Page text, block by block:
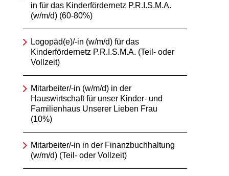
in für das Kinderfördernetz P.R.I.S.M.A.
(w/m/d) (60-80%)
Logopäd(e)/-in (w/m/d) für das
Kinderfördernetz P.R.I.S.M.A. (Teil- oder
Vollzeit)
Mitarbeiter/-in (w/m/d) in der
Hauswirtschaft für unser Kinder- und
Familienhaus Unserer Lieben Frau
(10%)
Mitarbeiter/-in in der Finanzbuchhaltung
(w/m/d) (Teil- oder Vollzeit)